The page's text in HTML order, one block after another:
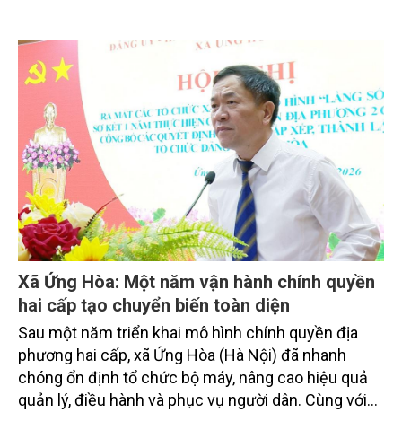
thức từ các tập đoàn, đại học hàng đầu không chỉ
bồi đắp niềm tin mãnh liệt trong nhân dân mà còn
khẳng định vị thế của một siêu đô thị bứt phá trong
mắt bạn bè quốc tế.
Xã Ứng Hòa: Một năm vận hành chính quyền
hai cấp tạo chuyển biến toàn diện
Sau một năm triển khai mô hình chính quyền địa
phương hai cấp, xã Ứng Hòa (Hà Nội) đã nhanh
chóng ổn định tổ chức bộ máy, nâng cao hiệu quả
quản lý, điều hành và phục vụ người dân. Cùng với